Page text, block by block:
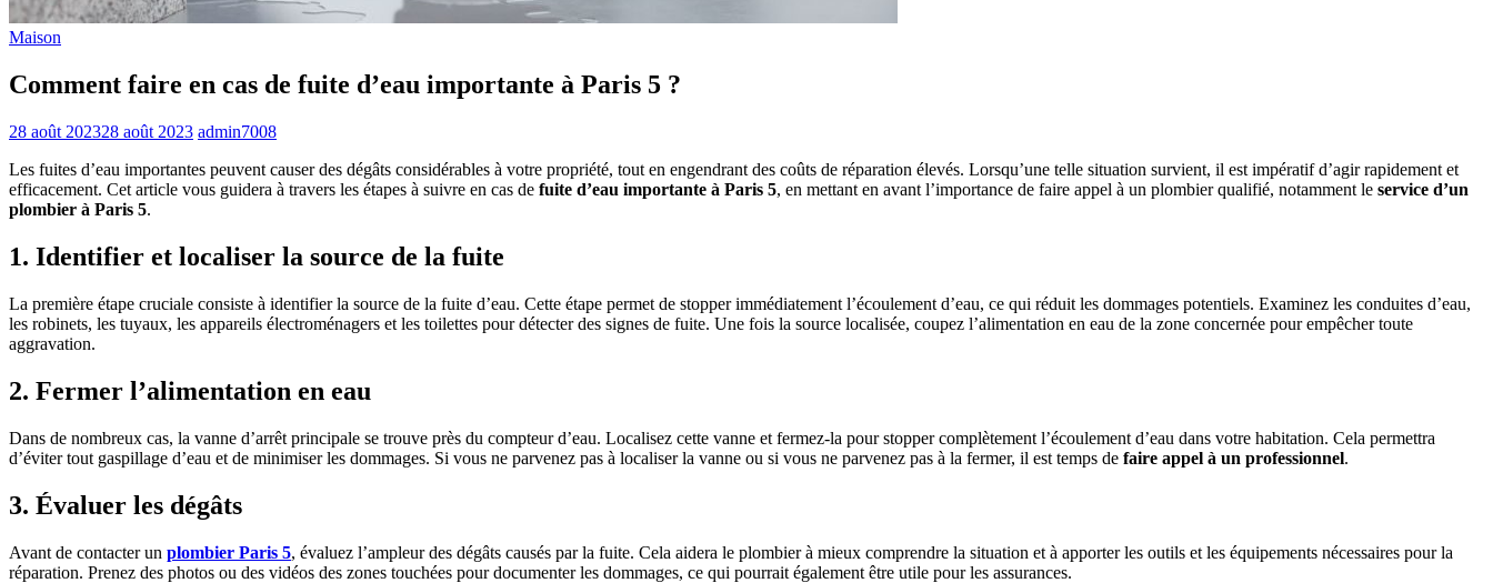
Maison
Comment faire en cas de fuite d’eau importante à Paris 5 ?
28 août 202328 août 2023 admin7008
Les fuites d’eau importantes peuvent causer des dégâts considérables à votre propriété, tout en engendrant des coûts de réparation élevés. Lorsqu’une telle situation survient, il est impératif d’agir rapidement et
efficacement. Cet article vous guidera à travers les étapes à suivre en cas de fuite d’eau importante à Paris 5, en mettant en avant l’importance de faire appel à un plombier qualifié, notamment le service d’un
plombier à Paris 5.
1. Identifier et localiser la source de la fuite
La première étape cruciale consiste à identifier la source de la fuite d’eau. Cette étape permet de stopper immédiatement l’écoulement d’eau, ce qui réduit les dommages potentiels. Examinez les conduites d’eau,
les robinets, les tuyaux, les appareils électroménagers et les toilettes pour détecter des signes de fuite. Une fois la source localisée, coupez l’alimentation en eau de la zone concernée pour empêcher toute
aggravation.
2. Fermer l’alimentation en eau
Dans de nombreux cas, la vanne d’arrêt principale se trouve près du compteur d’eau. Localisez cette vanne et fermez-la pour stopper complètement l’écoulement d’eau dans votre habitation. Cela permettra
d’éviter tout gaspillage d’eau et de minimiser les dommages. Si vous ne parvenez pas à localiser la vanne ou si vous ne parvenez pas à la fermer, il est temps de faire appel à un professionnel.
3. Évaluer les dégâts
Avant de contacter un plombier Paris 5, évaluez l’ampleur des dégâts causés par la fuite. Cela aidera le plombier à mieux comprendre la situation et à apporter les outils et les équipements nécessaires pour la
réparation. Prenez des photos ou des vidéos des zones touchées pour documenter les dommages, ce qui pourrait également être utile pour les assurances.